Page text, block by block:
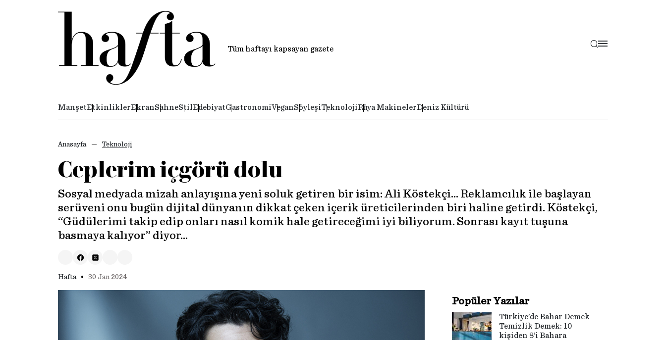
Tüm haftayı kapsayan gazete
ManşetEtkinliklerEkranSahneStil EdebiyatGastronomiVeganSöyleşiTeknolojiRüya MakinelerDeniz Kültürü
Anasayfa Teknoloji
Ceplerim içgörü dolu
Sosyal medyada mizah anlayışına yeni soluk getiren bir isim: Ali Köstekçi… Reklamcılık ile başlayan
serüveni onu bugün dijital dünyanın dikkat çeken içerik üreticilerinden biri haline getirdi. Köstekçi,
“Güdülerimi takip edip onları nasıl komik hale getireceğimi iyi biliyorum. Sonrası kayıt tuşuna
basmaya kalıyor” diyor…
Hafta • 30 Jan 2024
Popüler Yazılar
Türkiye’de Bahar Demek
Temizlik Demek: 10
kişiden 8’i Bahara